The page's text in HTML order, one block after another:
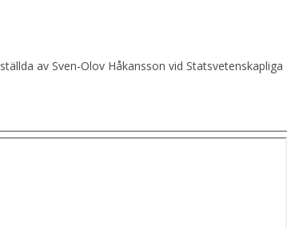
av Sven-Olov Håkansson vid Statsvetenskapliga